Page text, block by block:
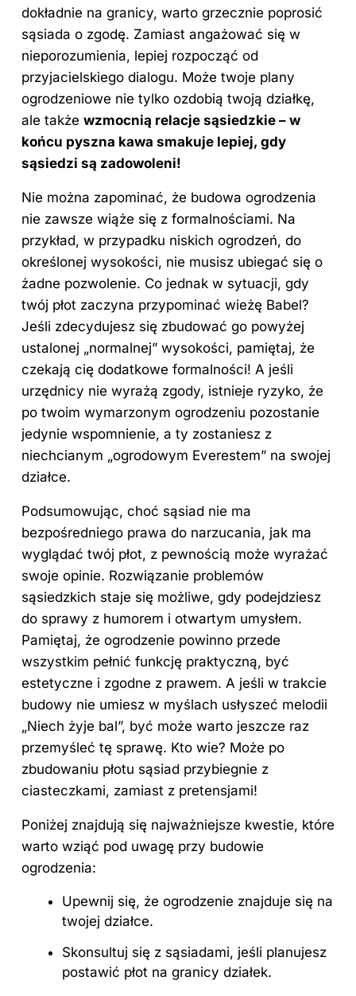
dokładnie na granicy, warto grzecznie poprosić
sąsiada o zgodę. Zamiast angażować się w
nieporozumienia, lepiej rozpocząć od
przyjacielskiego dialogu. Może twoje plany
ogrodzeniowe nie tylko ozdobią twoją działkę,
ale także wzmocnią relacje sąsiedzkie – w
końcu pyszna kawa smakuje lepiej, gdy
sąsiedzi są zadowoleni!
Nie można zapominać, że budowa ogrodzenia
nie zawsze wiąże się z formalnościami. Na
przykład, w przypadku niskich ogrodzeń, do
określonej wysokości, nie musisz ubiegać się o
żadne pozwolenie. Co jednak w sytuacji, gdy
twój płot zaczyna przypominać wieżę Babel?
Jeśli zdecydujesz się zbudować go powyżej
ustalonej „normalnej” wysokości, pamiętaj, że
czekają cię dodatkowe formalności! A jeśli
urzędnicy nie wyrażą zgody, istnieje ryzyko, że
po twoim wymarzonym ogrodzeniu pozostanie
jedynie wspomnienie, a ty zostaniesz z
niechcianym „ogrodowym Everestem” na swojej
działce.
Podsumowując, choć sąsiad nie ma
bezpośredniego prawa do narzucania, jak ma
wyglądać twój płot, z pewnością może wyrażać
swoje opinie. Rozwiązanie problemów
sąsiedzkich staje się możliwe, gdy podejdziesz
do sprawy z humorem i otwartym umysłem.
Pamiętaj, że ogrodzenie powinno przede
wszystkim pełnić funkcję praktyczną, być
estetyczne i zgodne z prawem. A jeśli w trakcie
budowy nie umiesz w myślach usłyszeć melodii
„Niech żyje bal”, być może warto jeszcze raz
przemyśleć tę sprawę. Kto wie? Może po
zbudowaniu płotu sąsiad przybiegnie z
ciasteczkami, zamiast z pretensjami!
Poniżej znajdują się najważniejsze kwestie, które
warto wziąć pod uwagę przy budowie
ogrodzenia:
Upewnij się, że ogrodzenie znajduje się na
twojej działce.
Skonsultuj się z sąsiadami, jeśli planujesz
postawić płot na granicy działek.